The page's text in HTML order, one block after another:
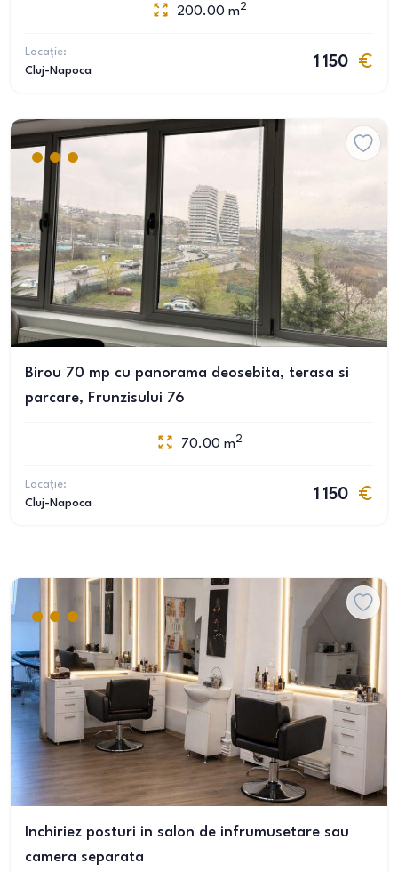
200.00 m2
Locație:
Cluj-Napoca
1 150
Birou 70 mp cu panorama deosebita, terasa si
parcare, Frunzisului 76
70.00 m2
Locație:
Cluj-Napoca
1 150
Inchiriez posturi in salon de infrumusetare sau
camera separata